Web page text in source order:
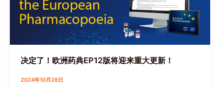
决定了！欧洲药典EP12版将迎来重大更新！
2024年10月28日